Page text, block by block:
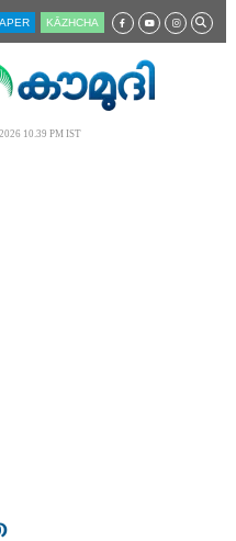
KĀZHCHA
10.39 PM IST